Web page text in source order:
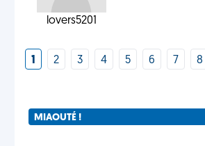
lovers5201
1 2 3 4 5 6 7 8
MIAOUTÉ !